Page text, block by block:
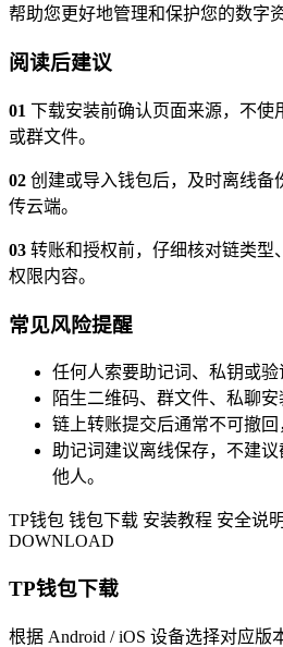
帮助您更好地管理和保护您的数字资
阅读后建议
01 下载安装前确认页面来源，不使
或群文件。
02 创建或导入钱包后，及时离线备
传云端。
03 转账和授权前，仔细核对链类型
权限内容。
常见风险提醒
任何人索要助记词、私钥或验
陌生二维码、群文件、私聊安
链上转账提交后通常不可撤回
助记词建议离线保存，不建
他人。
TP钱包 钱包下载 安装教程 安全说明
DOWNLOAD
TP钱包下载
根据 Android / iOS 设备选择对应版